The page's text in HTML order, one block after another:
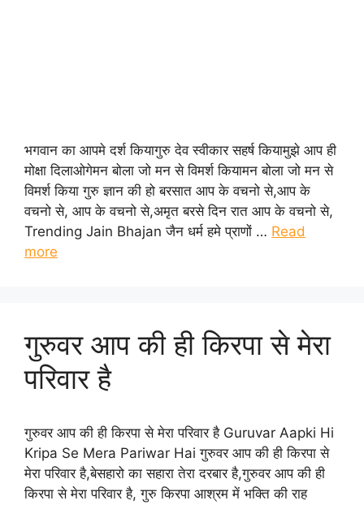
भगवान का आपमे दर्श कियागुरु देव स्वीकार सहर्ष कियामुझे आप ही
मोक्षा दिलाओगेमन बोला जो मन से विमर्श कियामन बोला जो मन से
विमर्श किया गुरु ज्ञान की हो बरसात आप के वचनो से,आप के
वचनो से, आप के वचनो से,अमृत बरसे दिन रात आप के वचनो से,
Trending Jain Bhajan जैन धर्म हमे प्राणों … Read
more
गुरुवर आप की ही किरपा से मेरा
परिवार है
गुरुवर आप की ही किरपा से मेरा परिवार है Guruvar Aapki Hi
Kripa Se Mera Pariwar Hai गुरुवर आप की ही किरपा से
मेरा परिवार है,बेसहारो का सहारा तेरा दरबार है,गुरुवर आप की ही
किरपा से मेरा परिवार है, गुरु किरपा आश्रम में भक्ति की राह